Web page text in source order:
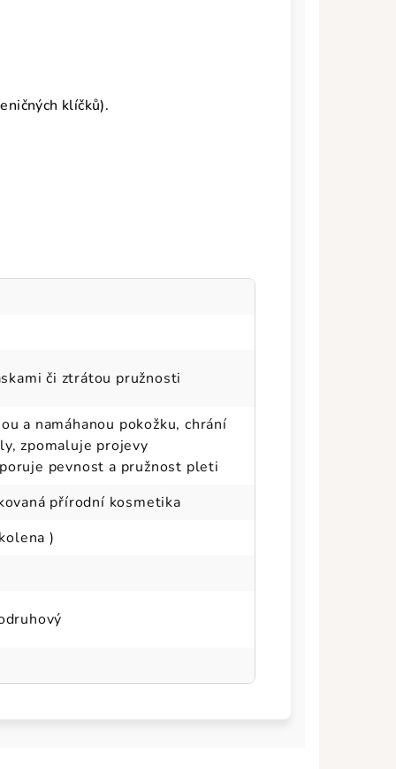
klíčků).
či ztrátou pružnosti
a namáhanou pokožku, chrání
zpomaluje projevy
pevnost a pružnost pleti
přírodní kosmetika
)